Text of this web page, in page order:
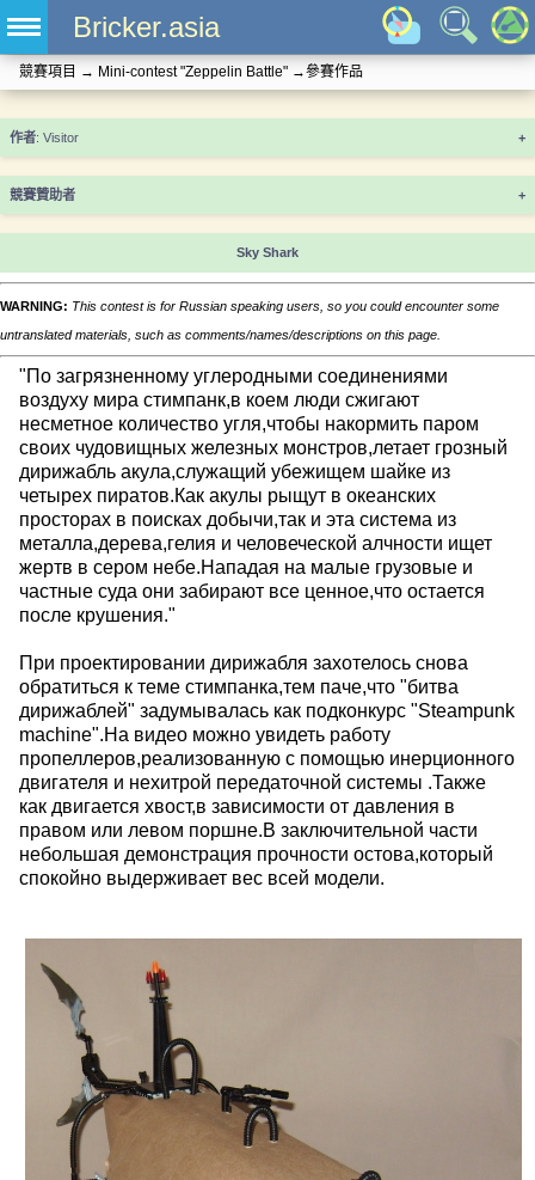
Bricker.asia
競賽項目 → Mini-contest "Zeppelin Battle" →參賽作品
+
競賽贊助者 +
Sky Shark
WARNING: This contest is for Russian speaking users, so you could encounter some
untranslated materials, such as comments/names/descriptions on this page.
"По загрязненному углеродными соединениями
воздуху мира стимпанк,в коем люди сжигают
несметное количество угля,чтобы накормить паром
своих чудовищных железных монстров,летает грозный
дирижабль акула,служащий убежищем шайке из
четырех пиратов.Как акулы рыщут в океанских
просторах в поисках добычи,так и эта система из
металла,дерева,гелия и человеческой алчности ищет
жертв в сером небе.Нападая на малые грузовые и
частные суда они забирают все ценное,что остается
после крушения."
При проектировании дирижабля захотелось снова
обратиться к теме стимпанка,тем паче,что "битва
дирижаблей" задумывалась как подконкурс "Steampunk
machine".На видео можно увидеть работу
пропеллеров,реализованную с помощью инерционного
двигателя и нехитрой передаточной системы .Также
как двигается хвост,в зависимости от давления в
правом или левом поршне.В заключительной части
небольшая демонстрация прочности остова,который
спокойно выдерживает вес всей модели.